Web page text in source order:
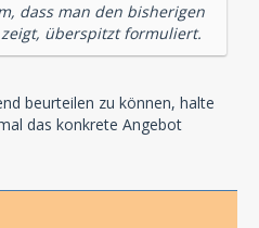
dass man den bisherigen
überspitzt formuliert.
beurteilen zu können, halte
das konkrete Angebot